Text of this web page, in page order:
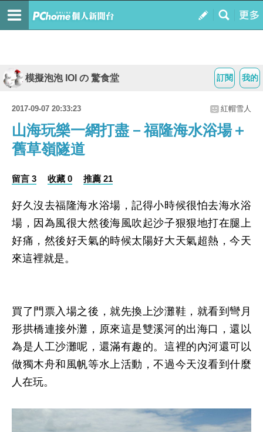
我的
訂閱
模擬泡泡 IOI の 驚食堂
2017-09-07 20:33:23 紅帽雪人
山海玩樂一網打盡－福隆海水浴場＋
舊草嶺隧道
留言 3 收藏 0 推薦 21
好久沒去福隆海水浴場，記得小時候很怕去海水浴
場，因為風很大然後海風吹起沙子狠狠地打在腿上
好痛，然後好天氣的時候太陽好大天氣超熱，今天
來這裡就是。
買了門票入場之後，就先換上沙灘鞋，就看到彎月
形拱橋連接外灘，原來這是雙溪河的出海口，還以
為是人工沙灘呢，還滿有趣的。這裡的內河還可以
做獨木舟和風帆等水上活動，不過今天沒看到什麼
人在玩。